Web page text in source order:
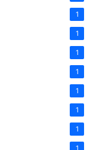
1
1
1
1
1
1
1
1